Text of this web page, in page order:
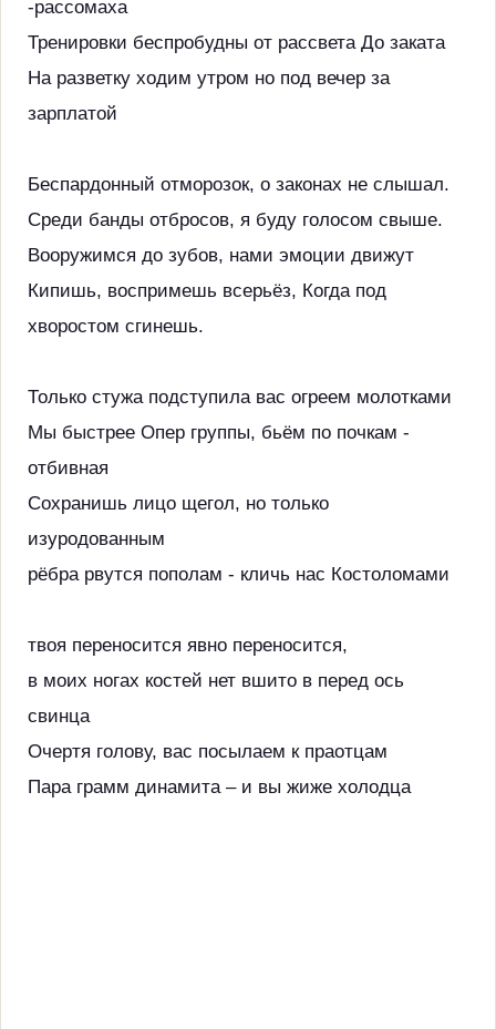
-рассомаха
Тренировки беспробудны от рассвета До заката
На разветку ходим утром но под вечер за
зарплатой
Беспардонный отморозок, о законах не слышал.
Среди банды отбросов, я буду голосом свыше.
Вооружимся до зубов, нами эмоции движут
Кипишь, воспримешь всерьёз, Когда под
хворостом сгинешь.
Только стужа подступила вас огреем молотками
Мы быстрее Опер группы, бьём по почкам -
отбивная
Сохранишь лицо щегол, но только
изуродованным
рёбра рвутся пополам - кличь нас Костоломами
твоя переносится явно переносится,
в моих ногах костей нет вшито в перед ось
свинца
Очертя голову, вас посылаем к праотцам
Пара грамм динамита – и вы жиже холодца